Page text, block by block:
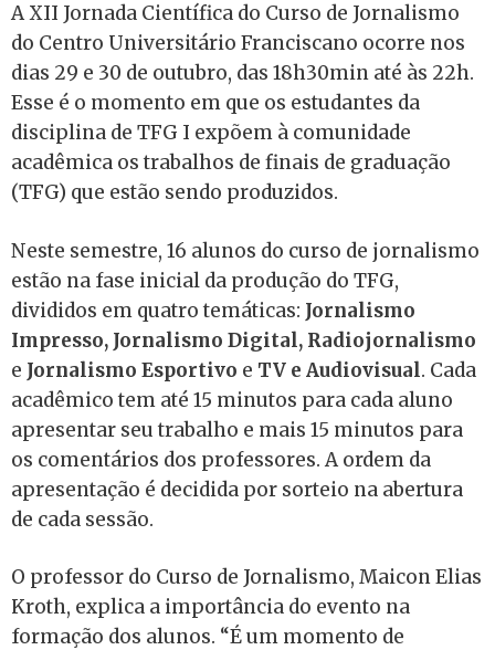
A XII Jornada Científica do Curso de Jornalismo
do Centro Universitário Franciscano ocorre nos
dias 29 e 30 de outubro, das 18h30min até às 22h.
Esse é o momento em que os estudantes da
disciplina de TFG I expõem à comunidade
acadêmica os trabalhos de finais de graduação
(TFG) que estão sendo produzidos.
Neste semestre, 16 alunos do curso de jornalismo
estão na fase inicial da produção do TFG,
divididos em quatro temáticas: Jornalismo
Impresso, Jornalismo Digital, Radiojornalismo
e Jornalismo Esportivo e TV e Audiovisual. Cada
acadêmico tem até 15 minutos para cada aluno
apresentar seu trabalho e mais 15 minutos para
os comentários dos professores. A ordem da
apresentação é decidida por sorteio na abertura
de cada sessão.
O professor do Curso de Jornalismo, Maicon Elias
Kroth, explica a importância do evento na
formação dos alunos. “É um momento de